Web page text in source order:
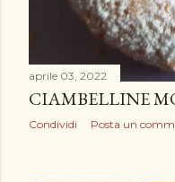
aprile 03, 2022
CIAMBELLINE
Condividi Posta un